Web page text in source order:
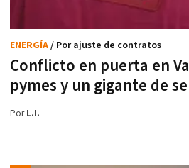
Conflicto en puerta en
pymes y un gigante de
ENERGÍA/ Por ajuste de contratos
PorL.I.